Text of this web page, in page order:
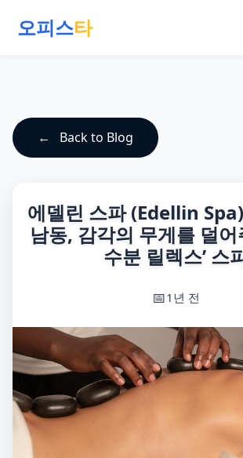
오피스타
Back to Blog
에델린 스파 (Edellin
남동, 감각의 무게를 덜어
수분 릴렉스’ 스
1년 전